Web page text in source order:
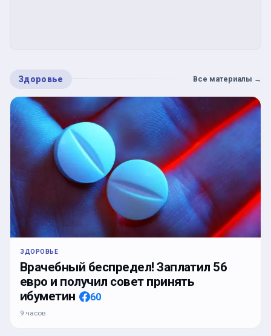
Здоровье Все материалы →
ЗДОРОВЬЕ
Врачебный беспредел! Заплатил 56
евро и получил совет принять
ибуметин
60
9 часов